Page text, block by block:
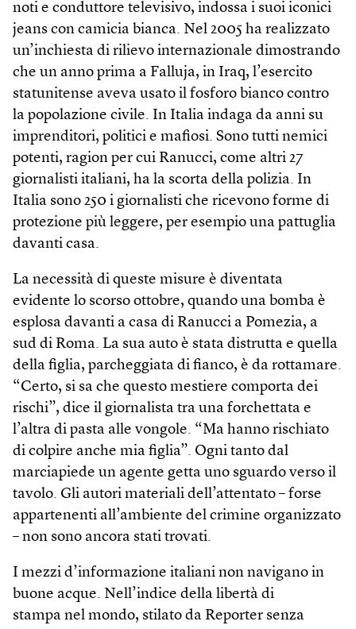
noti e conduttore televisivo, indossa i suoi iconici
jeans con camicia bianca. Nel 2005 ha realizzato
un’inchiesta di rilievo internazionale dimostrando
che un anno prima a Falluja, in Iraq, l’esercito
statunitense aveva usato il fosforo bianco contro
la popolazione civile. In Italia indaga da anni su
imprenditori, politici e mafiosi. Sono tutti nemici
potenti, ragion per cui Ranucci, come altri 27
giornalisti italiani, ha la scorta della polizia. In
Italia sono 250 i giornalisti che ricevono forme di
protezione più leggere, per esempio una pattuglia
davanti casa.
La necessità di queste misure è diventata
evidente lo scorso ottobre, quando una bomba è
esplosa davanti a casa di Ranucci a Pomezia, a
sud di Roma. La sua auto è stata distrutta e quella
della figlia, parcheggiata di fianco, è da rottamare.
“Certo, si sa che questo mestiere comporta dei
rischi”, dice il giornalista tra una forchettata e
l’altra di pasta alle vongole. “Ma hanno rischiato
di colpire anche mia figlia”. Ogni tanto dal
marciapiede un agente getta uno sguardo verso il
tavolo. Gli autori materiali dell’attentato – forse
appartenenti all’ambiente del crimine organizzato
– non sono ancora stati trovati.
I mezzi d’informazione italiani non navigano in
buone acque. Nell’indice della libertà di
stampa nel mondo, stilato da Reporter senza